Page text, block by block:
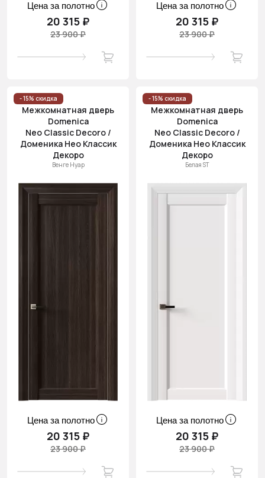
Цена за полотно
20 315 ₽
23 900 ₽
Цена за полотно
20 315 ₽
23 900 ₽
- 15% скидка
Межкомнатная дверь
Domenica
Neo Classic Decoro /
Доменика Нео Классик
Декоро
Венге Нуар
Цена за полотно
20 315 ₽
23 900 ₽
- 15% скидка
Межкомнатная дверь
Domenica
Neo Classic Decoro /
Доменика Нео Классик
Декоро
Белая ST
Цена за полотно
20 315 ₽
23 900 ₽